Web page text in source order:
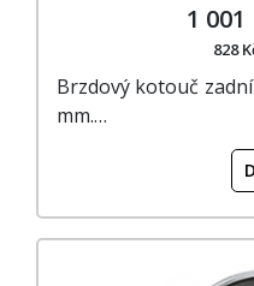
1 001
828
Brzdový kotouč
mm.…